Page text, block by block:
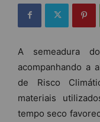
A semeadura
acompanhando a
de Risco
materiais
tempo seco